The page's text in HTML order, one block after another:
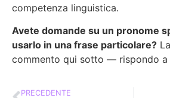
competenza linguistica.
Avete domande su un pronome
usarlo in una frase particolare?
commento qui sotto — rispondo a
PRECEDENTE